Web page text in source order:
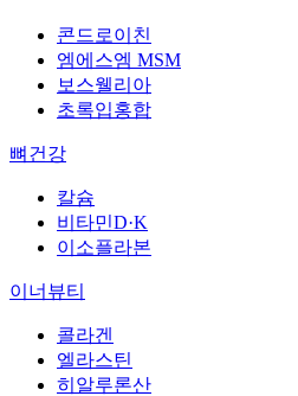
콘드로이친
엠에스엠 MSM
보스웰리아
초록입홍합
뼈건강
칼슘
비타민D·K
이소플라본
이너뷰티
콜라겐
엘라스틴
히알루론산